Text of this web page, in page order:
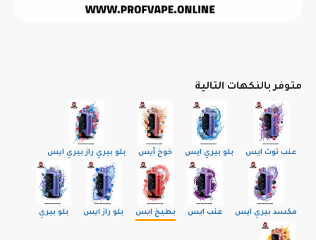
متوفر بالنكهات التالية
عنب توت ايس بلو بيري ايس خوخ آيس بلو بيري راز بيري ايس
مكسد بيري ايس عنب ايس بطيخ ايس بلو راز ايس بلو بيري